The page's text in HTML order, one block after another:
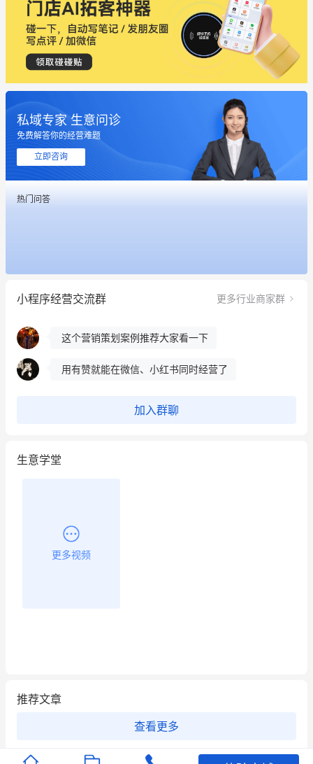
私域专家 生意问诊
免费解答你的经营难题
立即咨询
热门问答
小程序经营交流群 更多行业商家群
这个营销策划案例推荐大家看一下
昨晚的直播课程太好啦❤️
冰墩墩货源充足需要的联系我
这个营销策划案例推荐大家看一下
用有赞就能在微信、小红书同时经营了
加入群聊
生意学堂
更多视频
推荐文章
查看更多